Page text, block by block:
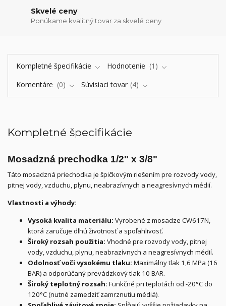
Skvelé ceny
Ponúkame kvalitný tovar za skvelé ceny
Kompletné špecifikácie Hodnotenie
1
Komentáre
0 Súvisiaci tovar 4
Kompletné špecifikácie
Mosadzná prechodka 1/2" x 3/8"
Táto mosadzná priechodka je špičkovým riešením pre rozvody vody,
pitnej vody, vzduchu, plynu, neabrazívnych a neagresívnych médií.
Vlastnosti a výhody:
Vysoká kvalita materiálu: Vyrobené z mosadze CW617N,
ktorá zaručuje dlhú životnosť a spoľahlivosť.
Široký rozsah použitia: Vhodné pre rozvody vody, pitnej
vody, vzduchu, plynu, neabrazívnych a neagresívnych médií.
Odolnosť voči vysokému tlaku: Maximálny tlak 1,6 MPa (16
BAR) a odporúčaný prevádzkový tlak 10 BAR.
Široký teplotný rozsah: Funkčné pri teplotách od -20°C do
120°C (nutné zamedziť zamrznutiu médiá).